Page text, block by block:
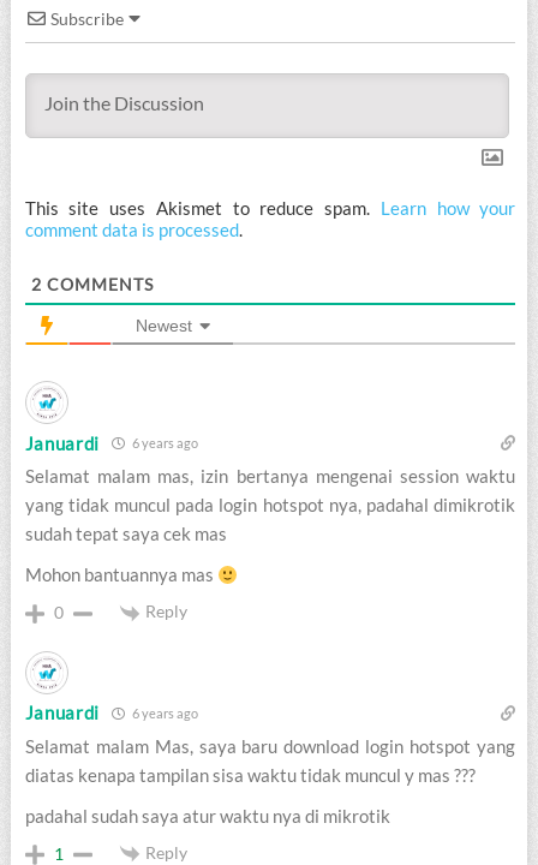
Subscribe
This site uses Akismet to reduce spam. Learn how your
comment data is processed.
2 COMMENTS
Newest
Januardi 6 years ago
Selamat malam mas, izin bertanya mengenai session waktu
yang tidak muncul pada login hotspot nya, padahal dimikrotik
sudah tepat saya cek mas
Mohon bantuannya mas
0 Reply
Januardi 6 years ago
Selamat malam Mas, saya baru download login hotspot yang
diatas kenapa tampilan sisa waktu tidak muncul y mas ???
padahal sudah saya atur waktu nya di mikrotik
1 Reply